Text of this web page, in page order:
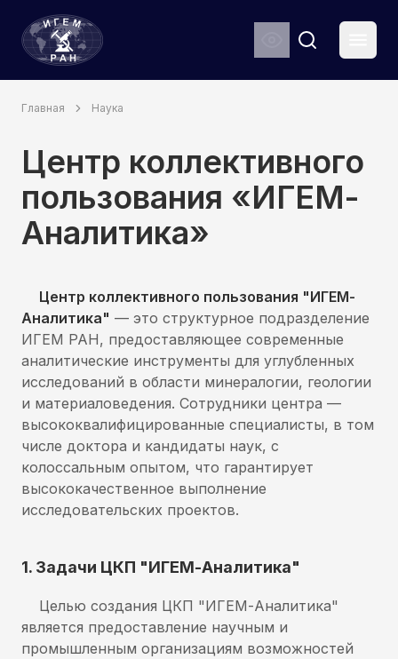
ИГЕМ РАН
Search
Главная Наука
Центр коллективного
пользования «ИГЕМ-
Аналитика»
Центр коллективного пользования "ИГЕМ-
Аналитика" — это структурное подразделение
ИГЕМ РАН, предоставляющее современные
аналитические инструменты для углубленных
исследований в области минералогии, геологии
и материаловедения. Сотрудники центра —
высококвалифицированные специалисты, в том
числе доктора и кандидаты наук, с
колоссальным опытом, что гарантирует
высококачественное выполнение
исследовательских проектов.
1. Задачи ЦКП "ИГЕМ-Аналитика"
Целью создания ЦКП "ИГЕМ-Аналитика"
является предоставление научным и
промышленным организациям возможностей